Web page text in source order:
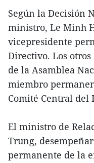
Según la Decisión
ministro, Le Minh
vicepresidente
Directivo. Los
de la Asamblea
miembro
Comité Central del
El ministro de
Trung,
permanente de la